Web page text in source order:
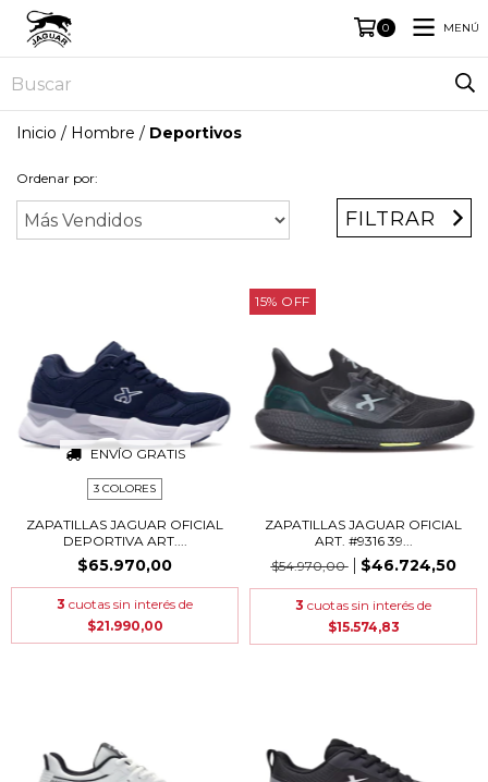
0 MENÚ
Inicio / Hombre / Deportivos
Ordenar por:
FILTRAR
ENVÍO GRATIS
3 COLORES
ZAPATILLAS JAGUAR OFICIAL
DEPORTIVA ART....
$65.970,00
3 cuotas sin interés de
$21.990,00
15% OFF
ZAPATILLAS JAGUAR OFICIAL
ART. #9316 39...
$54.970,00
$46.724,50
3 cuotas sin interés de
$15.574,83